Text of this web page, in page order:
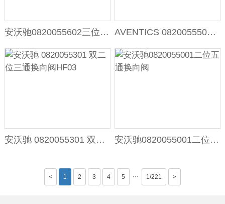
安沃驰0820055602三位五通换向阀 AVENTICS 0820055502二位五通换向阀
安沃驰 0820055301 双二位三通换向阀HF03 安沃驰0820055001二位五通换向阀
< 1 2 3 4 5 ··· 1/221 >